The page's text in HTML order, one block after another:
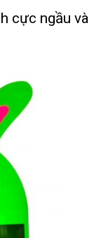
cực ngầu và